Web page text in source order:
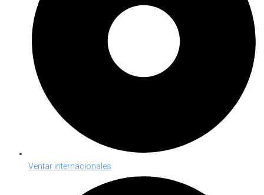
Ventar internacionales